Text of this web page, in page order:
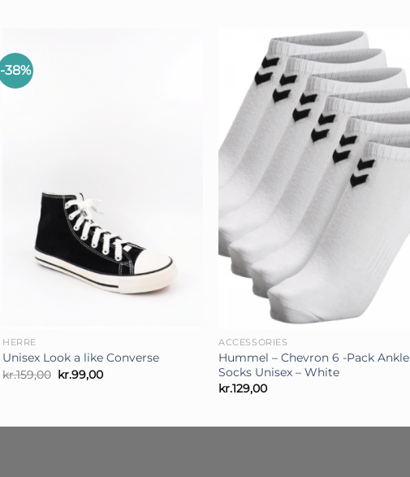
-38%
HERRE
Unisex Look a like Converse
kr.159,00 Den
oprindelige
kr.99,00Den
ACCESSORIES
Hummel – Chevron 6 -Pack Ankle
Socks Unisex – White
kr.129,00